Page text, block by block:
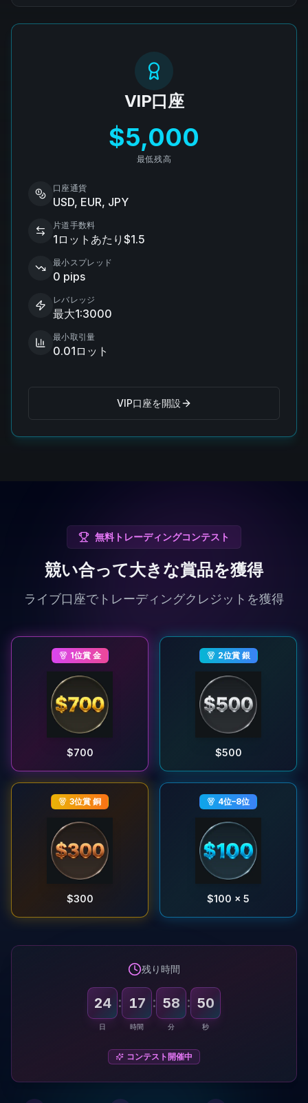
VIP口座
$5,000
最低残高
口座通貨
USD, EUR, JPY
片道手数料
1ロットあたり$1.5
最小スプレッド
0 pips
レバレッジ
最大1:3000
最小取引量
0.01ロット
VIP口座を開設
無料トレーディングコンテスト
競い合って大きな賞品を獲得
ライブ口座でトレーディングクレジットを獲得
1位賞 金
$700
2位賞 銀
$500
3位賞 銅
$300
4位–8位
$100 × 5
残り時間
24
日
: 17
時間
: 58
分
: 48
秒
コンテスト開催中